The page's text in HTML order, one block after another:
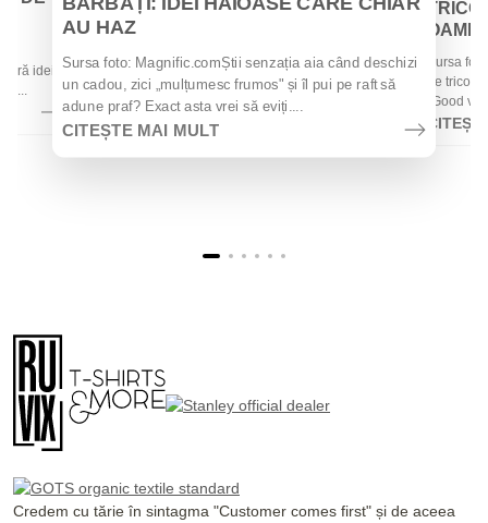
idei
AU HAZ
Sursa foto: Magnific.comȘtii senzația aia când deschizi
un cadou, zici „mulțumesc frumos" și îl pui pe raft să
adune praf? Exact asta vrei să eviți....
CITEȘTE MAI MULT
Sursa
de
„Good
Credem cu tărie în sintagma "Customer comes first" și de aceea